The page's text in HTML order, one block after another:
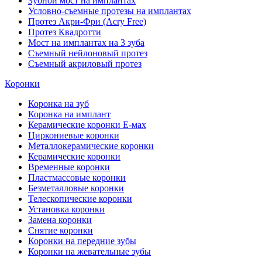
Условно-съемные протезы на имплантах
Протез Акри-Фри (Acry Free)
Протез Квадротти
Мост на имплантах на 3 зуба
Съемный нейлоновый протез
Съемный акриловый протез
Коронки
Коронка на зуб
Коронка на имплант
Керамические коронки Е-мах
Циркониевые коронки
Металлокерамические коронки
Керамические коронки
Временные коронки
Пластмассовые коронки
Безметалловые коронки
Телескопические коронки
Установка коронки
Замена коронки
Снятие коронки
Коронки на передние зубы
Коронки на жевательные зубы